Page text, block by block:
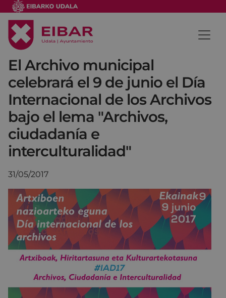
El Archivo municipal
celebrará el 9 de junio el Día
Internacional de los Archivos
bajo el lema "Archivos,
ciudadanía e
interculturalidad"
31/05/2017